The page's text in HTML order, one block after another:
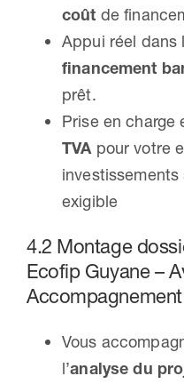
coût de
Appui réel dans
financement
prêt.
Prise en charge
TVA pour votre
exigible
4.2 Montage
Ecofip Guyane –
Accompagnement
Vous
l’analyse du